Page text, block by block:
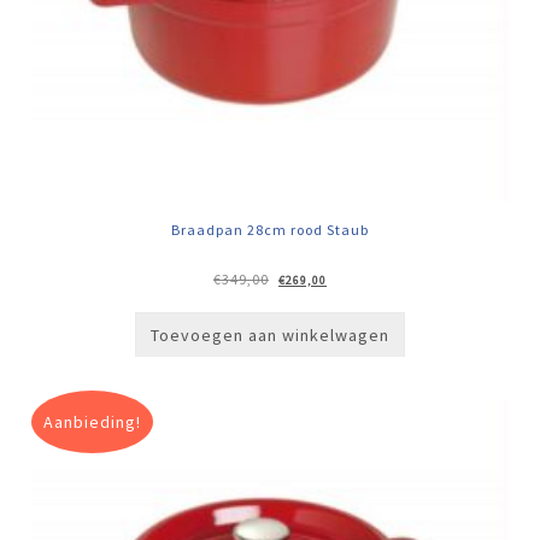
Braadpan 28cm rood Staub
€349,00
Oorspronkelijke
prijs
€269,00
prijs
Toevoegen aan winkelwagen
Aanbieding!